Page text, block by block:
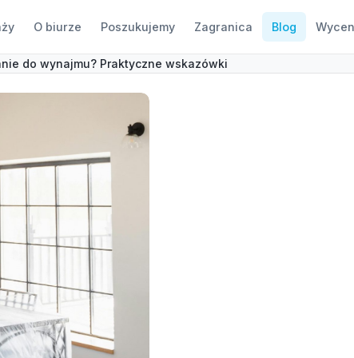
O biurze Poszukujemy Zagranica Blog
do wynajmu? Praktyczne wskazówki